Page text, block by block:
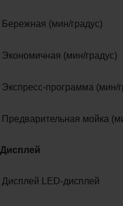
Бережная (мин/градус)
Экономичная (мин/градус)
Экспресс-программа (мин/
Предварительная мойка
Дисплей
Дисплей LED-дисплей